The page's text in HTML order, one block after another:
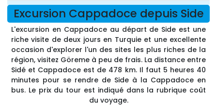
Excursion Cappadoce depuis Side
L'excursion en Cappadoce au départ de Side est une
riche visite de deux jours en Turquie et une excellente
occasion d'explorer l'un des sites les plus riches de la
région, visitez Göreme à peu de frais. La distance entre
Sidé et Cappadoce est de 478 km. Il faut 5 heures 40
minutes pour se rendre de Side à la Cappadoce en
bus. Le prix du tour est indiqué dans la rubrique coût
du voyage.